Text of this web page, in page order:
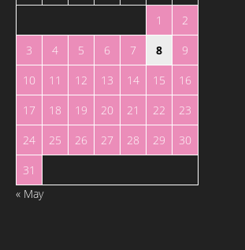
1
2
3
4 5 6 7 8
9
10
11 12 13 14 15
16
17
18 19 20 21 22
23
24
25 26 27 28 29
30
31
« May